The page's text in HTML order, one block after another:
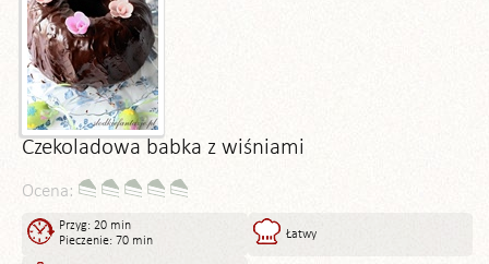
Czekoladowa babka z wiśniami
Ocena:
Przyg: 20 min
Pieczenie: 70 min
Łatwy